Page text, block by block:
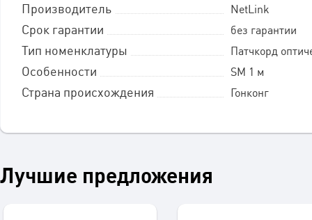
Производитель NetLink
Срок гарантии без гарантии
Тип номенклатуры Патчкорд
Особенности SM 1 м
Страна происхождения Гонконг
Лучшие предложения